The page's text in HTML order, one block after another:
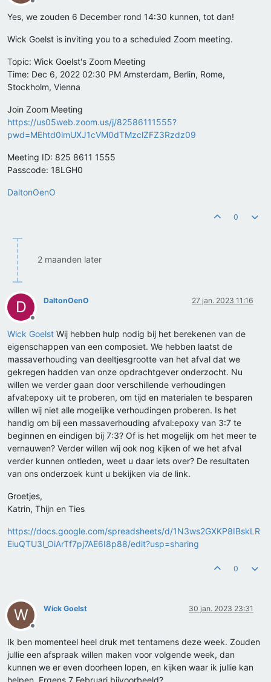
Offline
Yes, we zouden 6 December rond 14:30 kunnen, tot dan!
Wick Goelst is inviting you to a scheduled Zoom meeting.
Topic: Wick Goelst's Zoom Meeting
Time: Dec 6, 2022 02:30 PM Amsterdam, Berlin, Rome,
Stockholm, Vienna
Join Zoom Meeting
https://us05web.zoom.us/j/82586111555?
pwd=MEhtd0lmUXJ1cVM0dTMzclZFZ3Rzdz09
Meeting ID: 825 8611 1555
Passcode: 18LGH0
DaltonOenO
0
2 maanden later
D
Offline
DaltonOenO 27 jan. 2023 11:16
Wick Goelst Wij hebben hulp nodig bij het berekenen van de
eigenschappen van een composiet. We hebben laatst de
massaverhouding van deeltjesgrootte van het afval dat we
gekregen hadden van onze opdrachtgever onderzocht. Nu
willen we verder gaan door verschillende verhoudingen
afval:epoxy uit te proberen, om tijd en materialen te besparen
willen wij niet alle mogelijke verhoudingen proberen. Is het
handig om bij een massaverhouding afval:epoxy van 3:7 te
beginnen en eindigen bij 7:3? Of is het mogelijk om het meer te
vernauwen? Verder willen wij ook nog kijken of we het afval
verder kunnen ontleden, weet u daar iets over? De resultaten
van ons onderzoek kunt u bekijken via de link.
Groetjes,
Katrin, Thijn en Ties
https://docs.google.com/spreadsheets/d/1N3ws2GXKP8IBskLR
EiuQTU3l_OiArTf7pj7AE6I8p88/edit?usp=sharing
0
W
Offline
Wick Goelst 30 jan. 2023 23:31
Ik ben momenteel heel druk met tentamens deze week. Zouden
jullie een afspraak willen maken voor volgende week, dan
kunnen we er even doorheen lopen, en kijken waar ik jullie kan